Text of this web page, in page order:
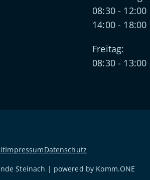
08:30 - 12:00
14:00 - 18:00
Freitag:
08:30 - 13:00
ImpressumDatenschutz
Steinach | powered by Komm.ONE